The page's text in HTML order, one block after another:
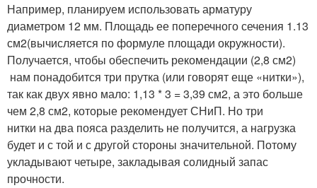
Например, планируем использовать арматуру
диаметром 12 мм. Площадь ее поперечного сечения 1.13
см2(вычисляется по формуле площади окружности).
Получается, чтобы обеспечить рекомендации (2,8 см2)
нам понадобится три прутка (или говорят еще «нитки»),
так как двух явно мало: 1,13 * 3 = 3,39 см2, а это больше
чем 2,8 см2, которые рекомендует СНиП. Но три
нитки на два пояса разделить не получится, а нагрузка
будет и с той и с другой стороны значительной. Потому
укладывают четыре, закладывая солидный запас
прочности.